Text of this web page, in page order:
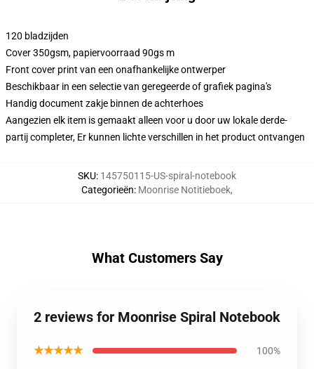
120 bladzijden
Cover 350gsm, papiervoorraad 90gs m
Front cover print van een onafhankelijke ontwerper
Beschikbaar in een selectie van geregeerde of grafiek pagina's
Handig document zakje binnen de achterhoes
Aangezien elk item is gemaakt alleen voor u door uw lokale derde-
partij completer, Er kunnen lichte verschillen in het product ontvangen
SKU: 145750115-US-spiral-notebook
Categorieën: Moonrise Notitieboek,
What Customers Say
2 reviews for Moonrise Spiral Notebook
★★★★★ 100%